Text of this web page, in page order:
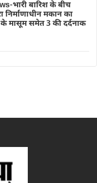
भारी बारिश के बीच
निर्माणाधीन मकान का
मासूम समेत 3 की दर्दनाक